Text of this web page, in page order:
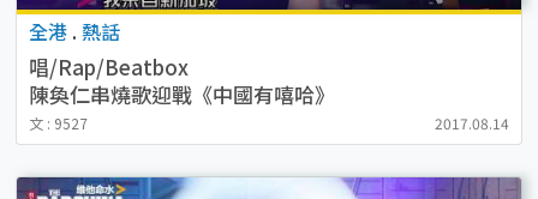
全港 . 熱話
唱/Rap/Beatbox
陳奐仁串燒歌迎戰《中國有嘻哈》
文 : 9527 2017.08.14